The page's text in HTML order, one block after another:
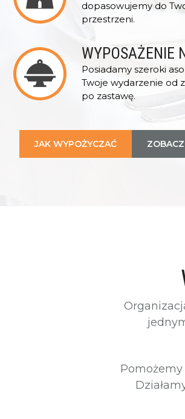
dopasowujemy do
przestrzeni.
WYPOSAŻENIE
Posiadamy szeroki
Twoje wydarzenie od
po zastawę.
JAK WYPOŻYCZAĆ